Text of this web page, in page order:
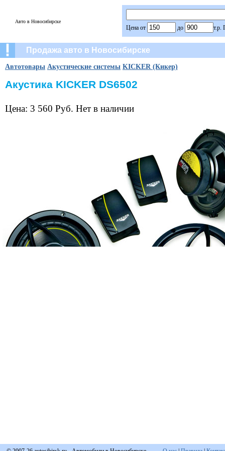
Авто в Новосибирске
Цена от до т.р.
Продажа авто в Новосибирске
Автотовары Акустические системы KICKER (Кикер)
Акустика KICKER DS6502
Цена: 3 560 Руб. Нет в наличии